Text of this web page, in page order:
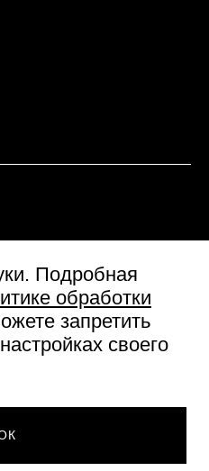
соглашение
данных
2026
. Подробная
обработки
запретить
своего